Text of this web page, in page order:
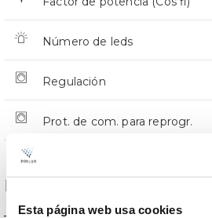
Esta página web usa cookies
Número de leds
Regulación
Prot. de com. para reprogr.
Dimensiones y Montaje